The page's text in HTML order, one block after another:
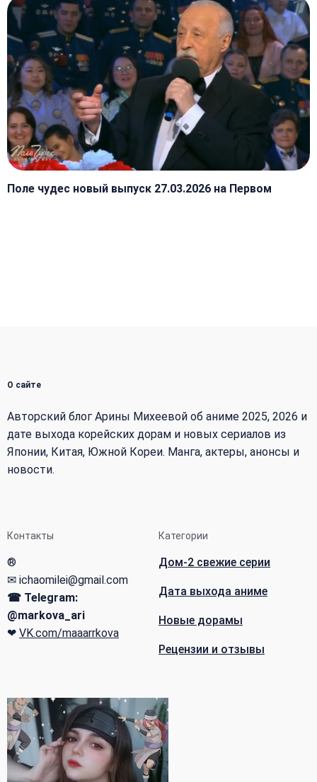
Поле чудес новый выпуск 27.03.2026 на Первом
О сайте
Авторский блог Арины Михеевой об аниме 2025, 2026 и
дате выхода корейских дорам и новых сериалов из
Японии, Китая, Южной Кореи. Манга, актеры, анонсы и
новости.
Контакты
®
✉ ichaomilei@gmail.com
☎ Telegram:
@markova_ari
❤ VK.com/maaarrkova
Категории
Дом-2 свежие серии
Дата выхода аниме
Новые дорамы
Рецензии и отзывы